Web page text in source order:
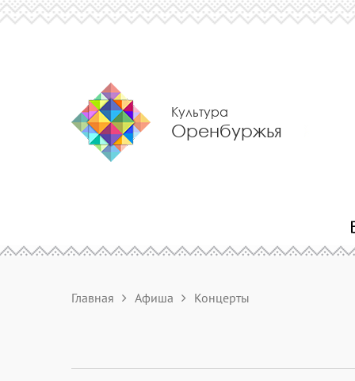
Культура
Оренбуржья
Главная Афиша Концерты